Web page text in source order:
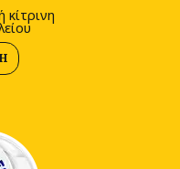
κίτρινη